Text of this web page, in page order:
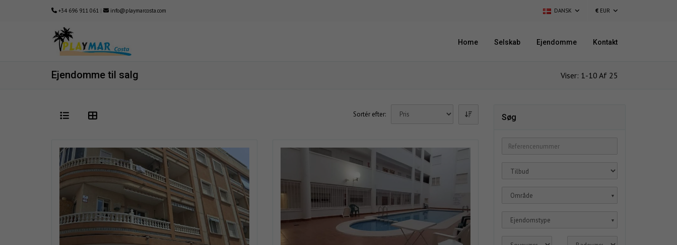
+34 696 911 061 | info@playmarcosta.com DANSK € EUR
Home Selskab Ejendomme Kontakt
Ejendomme til salg Viser: 1-10 Af 25
Sortér efter: Søg
Område ▼
Ejendomstype ▼